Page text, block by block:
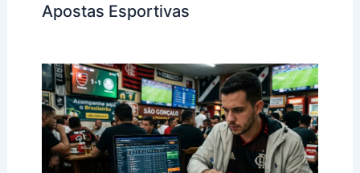
Apostas Esportivas